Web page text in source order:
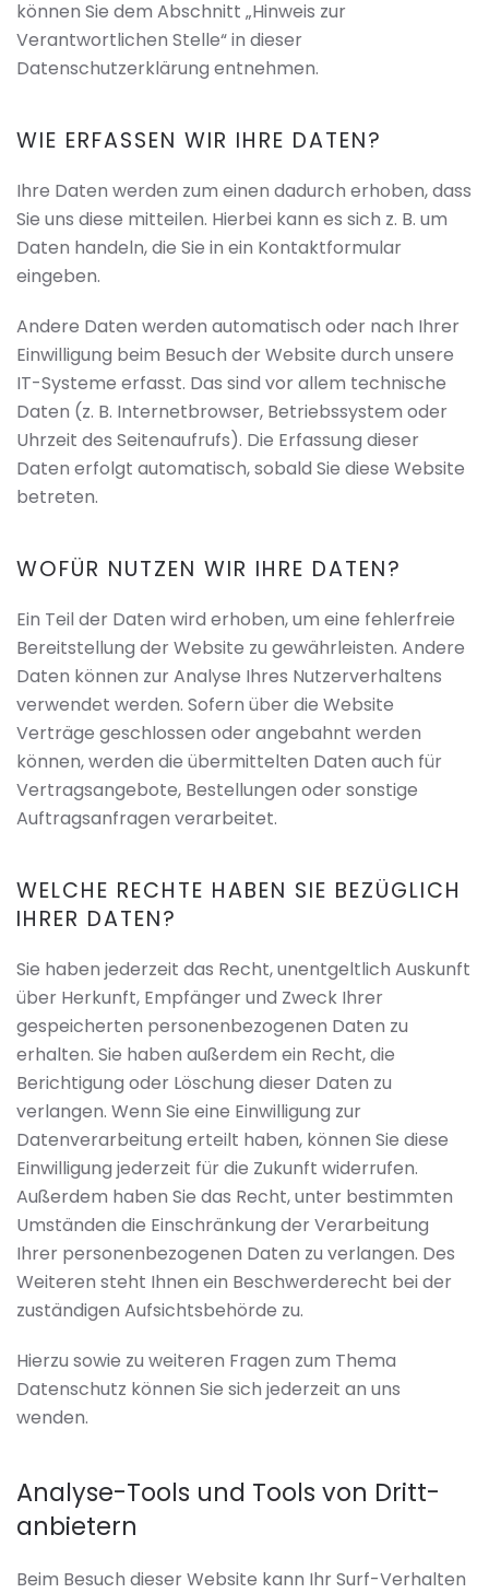
können Sie dem Abschnitt „Hinweis zur
Verantwortlichen Stelle“ in dieser
Datenschutzerklärung entnehmen.
WIE ERFASSEN WIR IHRE DATEN?
Ihre Daten werden zum einen dadurch erhoben, dass
Sie uns diese mitteilen. Hierbei kann es sich z. B. um
Daten handeln, die Sie in ein Kontaktformular
eingeben.
Andere Daten werden automatisch oder nach Ihrer
Einwilligung beim Besuch der Website durch unsere
IT-Systeme erfasst. Das sind vor allem technische
Daten (z. B. Internetbrowser, Betriebssystem oder
Uhrzeit des Seitenaufrufs). Die Erfassung dieser
Daten erfolgt automatisch, sobald Sie diese Website
betreten.
WOFÜR NUTZEN WIR IHRE DATEN?
Ein Teil der Daten wird erhoben, um eine fehlerfreie
Bereitstellung der Website zu gewährleisten. Andere
Daten können zur Analyse Ihres Nutzerverhaltens
verwendet werden. Sofern über die Website
Verträge geschlossen oder angebahnt werden
können, werden die übermittelten Daten auch für
Vertragsangebote, Bestellungen oder sonstige
Auftragsanfragen verarbeitet.
WELCHE RECHTE HABEN SIE BEZÜGLICH
IHRER DATEN?
Sie haben jederzeit das Recht, unentgeltlich Auskunft
über Herkunft, Empfänger und Zweck Ihrer
gespeicherten personenbezogenen Daten zu
erhalten. Sie haben außerdem ein Recht, die
Berichtigung oder Löschung dieser Daten zu
verlangen. Wenn Sie eine Einwilligung zur
Datenverarbeitung erteilt haben, können Sie diese
Einwilligung jederzeit für die Zukunft widerrufen.
Außerdem haben Sie das Recht, unter bestimmten
Umständen die Einschränkung der Verarbeitung
Ihrer personenbezogenen Daten zu verlangen. Des
Weiteren steht Ihnen ein Beschwerderecht bei der
zuständigen Aufsichtsbehörde zu.
Hierzu sowie zu weiteren Fragen zum Thema
Datenschutz können Sie sich jederzeit an uns
wenden.
Analyse-Tools und Tools von Dritt­
anbietern
Beim Besuch dieser Website kann Ihr Surf-Verhalten